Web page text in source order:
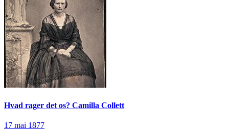
Hvad rager det os? Camilla Collett
17 mai 1877